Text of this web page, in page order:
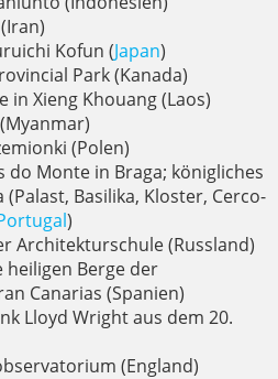
Kofun (Japan)
Park (Kanada)
in Xieng Khouang (Laos)
(Polen)
do Monte in Braga; königliches
Basilika, Kloster, Cerco-
)
Architekturschule (Russland)
heiligen Berge der
Canarias (Spanien)
Lloyd Wright aus dem 20.
(England)